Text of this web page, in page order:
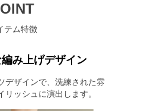
テム特徴
み上げデザイン
デザインで、洗練された雰
ッシュに演出します。